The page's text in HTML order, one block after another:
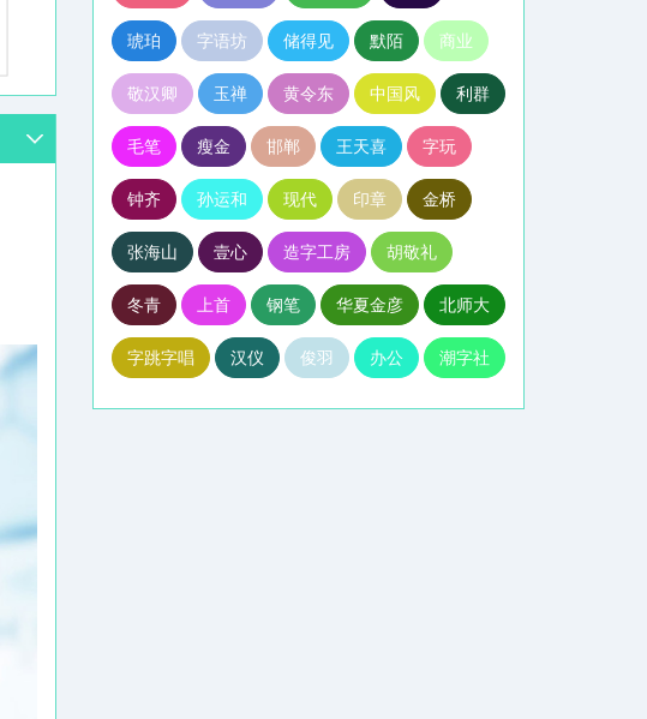
琥珀 字语坊 储得见 默陌 商业
敬汉卿 玉禅 黄令东 中国风 利群
毛笔 瘦金 邯郸 王天喜 字玩
钟齐 孙运和 现代 印章 金桥
张海山 壹心 造字工房 胡敬礼
冬青 上首 钢笔 华夏金彦 北师大
字跳字唱 汉仪 俊羽 办公 潮字社